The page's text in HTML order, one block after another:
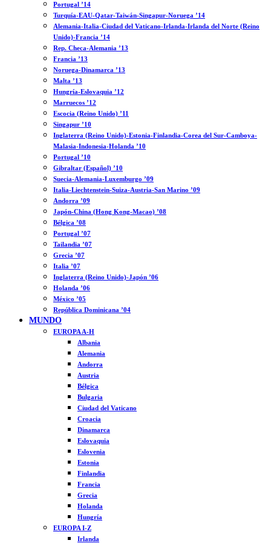
Portugal ’14
Turquía-EAU-Qatar-Taiwán-Singapur-Noruega ’14
Alemania-Italia-Ciudad del Vaticano-Irlanda-Irlanda del Norte (Reino
Unido)-Francia ’14
Rep. Checa-Alemania ’13
Francia ’13
Noruega-Dinamarca ’13
Malta ’13
Hungría-Eslovaquia ’12
Marruecos ’12
Escocia (Reino Unido) ’11
Singapur ’10
Inglaterra (Reino Unido)-Estonia-Finlandia-Corea del Sur-Camboya-
Malasia-Indonesia-Holanda ’10
Portugal ’10
Gibraltar (Español) ’10
Suecia-Alemania-Luxemburgo ’09
Italia-Liechtenstein-Suiza-Austria-San Marino ’09
Andorra ’09
Japón-China (Hong Kong-Macao) ’08
Bélgica ’08
Portugal ’07
Tailandia ’07
Grecia ’07
Italia ’07
Inglaterra (Reino Unido)-Japón ’06
Holanda ’06
México ’05
República Dominicana ’04
MUNDO
EUROPA A-H
Albania
Alemania
Andorra
Austria
Bélgica
Bulgaria
Ciudad del Vaticano
Croacia
Dinamarca
Eslovaquia
Eslovenia
Estonia
Finlandia
Francia
Grecia
Holanda
Hungría
EUROPA I-Z
Irlanda